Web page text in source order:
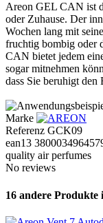
Areon GEL CAN ist
oder Zuhause. Der
Wochen lang mit
fruchtig bombig oder
CAN bietet jedem
sogar mitnehmen
dass Sie beruhigt den
Marke
Referenz GCK09
ean13
quality air perfumes
No reviews
16 andere Produkte